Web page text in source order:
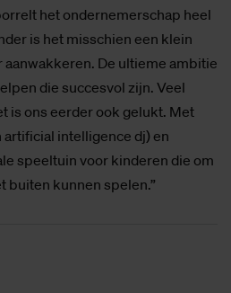
het ondernemerschap heel
is het misschien een klein
De ultieme ambitie
die succesvol zijn. Veel
is ons eerder ook gelukt. Met
intelligence dj) en
speeltuin voor kinderen die om
buiten kunnen spelen.”